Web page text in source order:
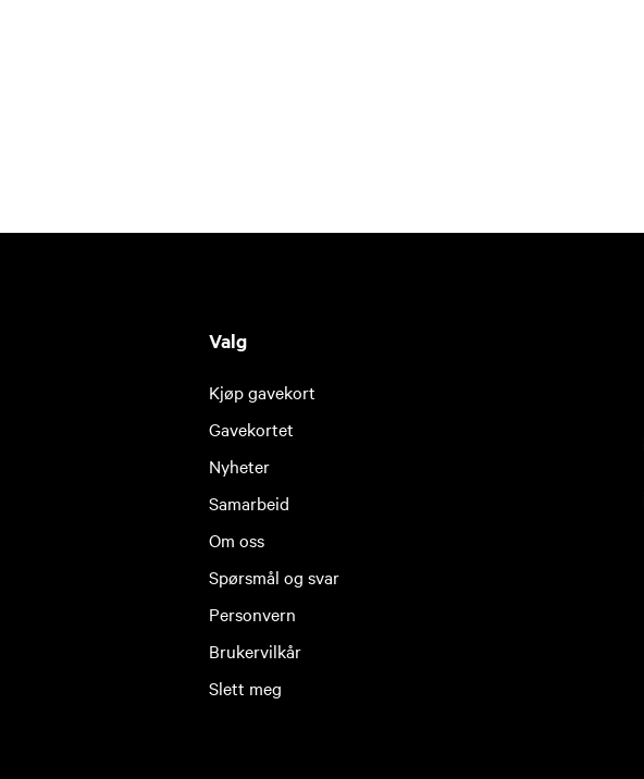
Valg
Kjøp gavekort
Gavekortet
Nyheter
Samarbeid
Om oss
Spørsmål og svar
Personvern
Brukervilkår
Slett meg